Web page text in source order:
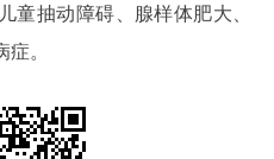
童抽动障碍、腺样体肥大、
。